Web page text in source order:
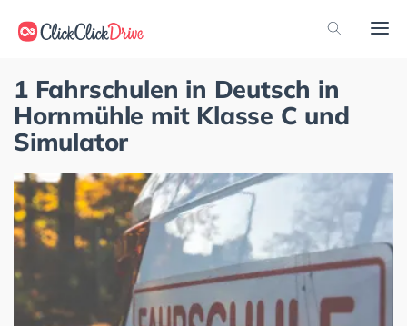
1 Fahrschulen in Deutsch in
Hornmühle mit Klasse C und
Simulator